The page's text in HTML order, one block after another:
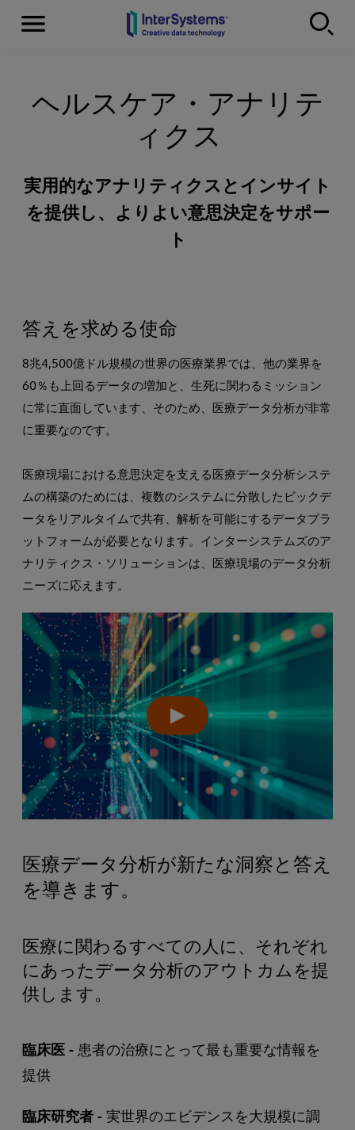
Skip to content
Menu
ヘルスケア・アナリテ
ィクス
実用的なアナリティクスとインサイト
を提供し、よりよい意思決定をサポー
ト
答えを求める使命
8兆4,500億ドル規模の世界の医療業界では、他の業界を
60％も上回るデータの増加と、生死に関わるミッション
に常に直面しています、そのため、医療データ分析が非常
に重要なのです。
医療現場における意思決定を支える医療データ分析システ
ムの構築のためには、複数のシステムに分散したビックデ
ータをリアルタイムで共有、解析を可能にするデータプラ
ットフォームが必要となります。インターシステムズのア
ナリティクス・ソリューションは、医療現場のデータ分析
ニーズに応えます。
医療データ分析が新たな洞察と答え
を導きます。
医療に関わるすべての人に、それぞれ
にあったデータ分析のアウトカムを提
供します。
臨床医 - 患者の治療にとって最も重要な情報を
提供
臨床研究者 - 実世界のエビデンスを大規模に調